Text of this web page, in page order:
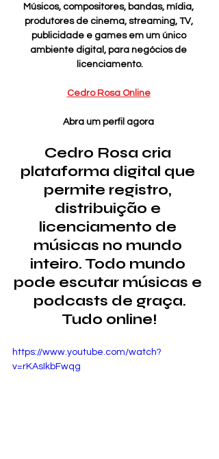
Músicos, compositores, bandas, mídia,
produtores de cinema, streaming, TV,
publicidade e games em um único
ambiente digital, para negócios de
licenciamento.
Cedro Rosa Online
Abra um perfil agora
Cedro Rosa cria
plataforma digital que
permite registro,
distribuição e
licenciamento de
músicas no mundo
inteiro. Todo mundo
pode escutar músicas e
podcasts de graça.
Tudo online!
https://www.youtube.com/watch?
v=rKAsIkbFwqg